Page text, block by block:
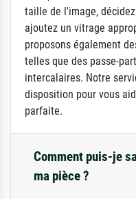
taille de l'image,
ajoutez un vitrage
proposons également
telles que des passe-
intercalaires. Notre
disposition pour vous
parfaite.
Comment puis-je
ma pièce ?